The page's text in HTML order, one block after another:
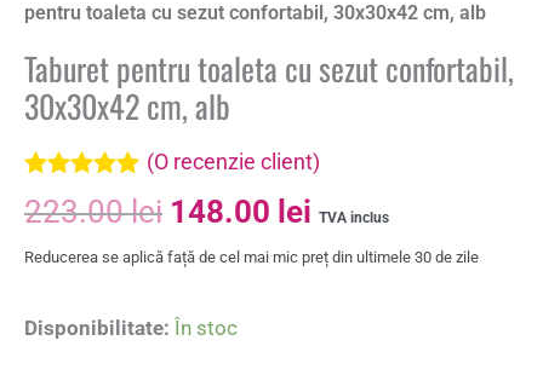
pentru toaleta cu sezut confortabil, 30x30x42 cm, alb
Taburet pentru toaleta cu sezut confortabil,
30x30x42 cm, alb
Evaluat la
5.00din 5 pe
singure
(O recenzie client)
223.00lei 148.00 lei TVA inclus
Reducerea se aplică față de cel mai mic preț din ultimele 30 de zile
Disponibilitate: În stoc